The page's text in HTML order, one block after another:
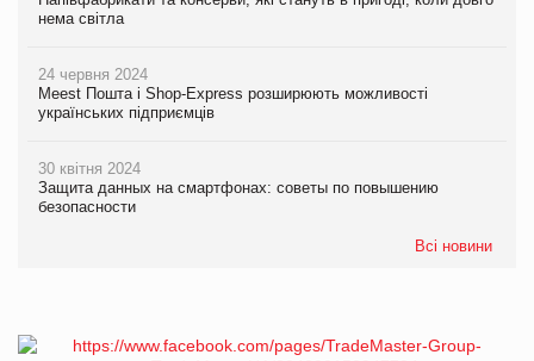
нема світла
24 червня 2024
Meest Пошта і Shop-Express розширюють можливості
українських підприємців
30 квітня 2024
Защита данных на смартфонах: советы по повышению
безопасности
Всі новини